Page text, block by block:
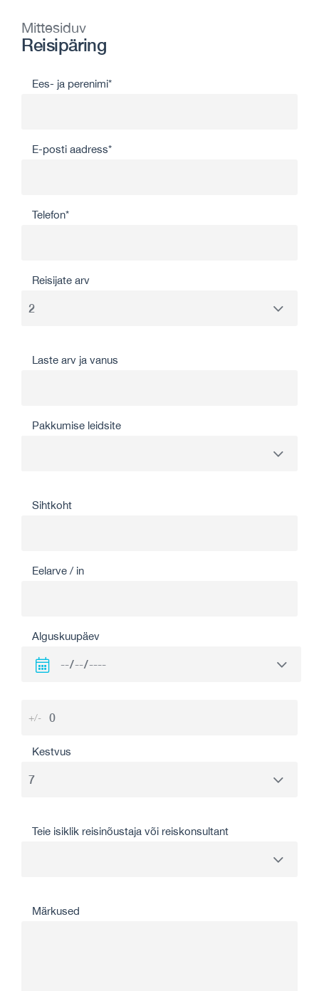
Mittesiduv
Reisipäring
Ees- ja perenimi*
E-posti aadress*
Telefon*
Reisijate arv
Laste arv ja vanus
Pakkumise leidsite
Sihtkoht
Eelarve / in
Alguskuupäev
+/-
Kestvus
Teie isiklik reisinõustaja või reiskonsultant
Märkused